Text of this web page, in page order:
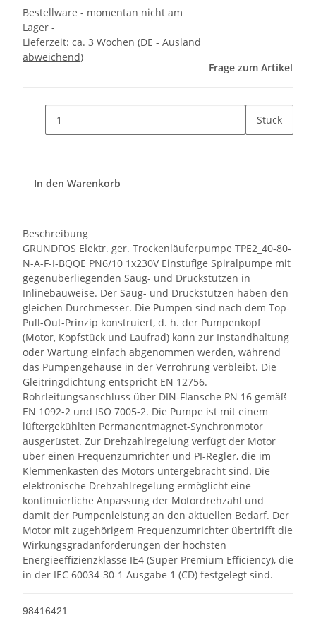
Bestellware - momentan nicht am
Lager -
Lieferzeit: ca. 3 Wochen (DE - Ausland
abweichend)
Frage zum Artikel
Stück
In den Warenkorb
Beschreibung
GRUNDFOS Elektr. ger. Trockenläuferpumpe TPE2_40-80-
N-A-F-I-BQQE PN6/10 1x230V Einstufige Spiralpumpe mit
gegenüberliegenden Saug- und Druckstutzen in
Inlinebauweise. Der Saug- und Druckstutzen haben den
gleichen Durchmesser. Die Pumpen sind nach dem Top-
Pull-Out-Prinzip konstruiert, d. h. der Pumpenkopf
(Motor, Kopfstück und Laufrad) kann zur Instandhaltung
oder Wartung einfach abgenommen werden, während
das Pumpengehäuse in der Verrohrung verbleibt. Die
Gleitringdichtung entspricht EN 12756.
Rohrleitungsanschluss über DIN-Flansche PN 16 gemäß
EN 1092-2 und ISO 7005-2. Die Pumpe ist mit einem
lüftergekühlten Permanentmagnet-Synchronmotor
ausgerüstet. Zur Drehzahlregelung verfügt der Motor
über einen Frequenzumrichter und PI-Regler, die im
Klemmenkasten des Motors untergebracht sind. Die
elektronische Drehzahlregelung ermöglicht eine
kontinuierliche Anpassung der Motordrehzahl und
damit der Pumpenleistung an den aktuellen Bedarf. Der
Motor mit zugehörigem Frequenzumrichter übertrifft die
Wirkungsgradanforderungen der höchsten
Energieeffizienzklasse IE4 (Super Premium Efficiency), die
in der IEC 60034-30-1 Ausgabe 1 (CD) festgelegt sind.
98416421